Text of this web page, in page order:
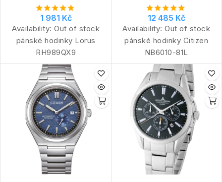
1 981 Kč
Availability: Out of stock
pánské hodinky Lorus
RH989QX9
12 485 Kč
Availability: Out of stock
pánské hodinky Citizen
NB6010-81L